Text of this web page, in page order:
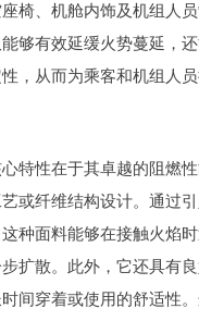
椅、机舱内饰及机组人
够有效延缓火势蔓延，
，从而为乘客和机组人
特性在于其卓越的阻燃
或纤维结构设计。通过
种面料能够在接触火焰
扩散。此外，它还具有
间穿着或使用的舒适性